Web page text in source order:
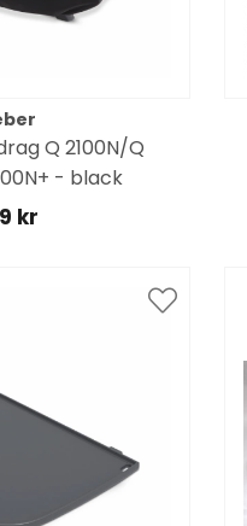
Q 2100N/Q
- black
kr